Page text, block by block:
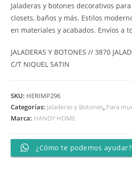
Jaladeras y botones decorativos
closets, baños y más. Estilos
en materiales y acabados. Envíos a
JALADERAS Y BOTONES // 3870
C/T NIQUEL SATIN
SKU: HERIMP296
Categorías: Jaladeras y Botones, Para
Marca: HANDY HOME
¿Cómo te podemos ayudar?